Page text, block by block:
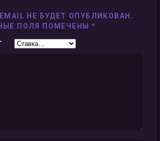
НЕ БУДЕТ ОПУБЛИКОВАН.
ПОЛЯ ПОМЕЧЕНЫ *